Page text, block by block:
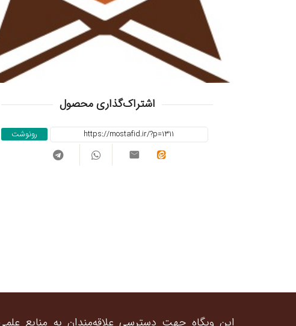
اشتراک‌گذاری محصول
رونوشت
این وبگاه جهت دسترسی علاقه‌مندان به منابع